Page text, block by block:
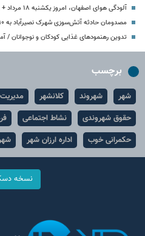
آلودگی هوای اصفهان، امروز یکشنبه ۱۸ مرداد + جدول شاخص کیفیت هوا به تفکیک مناطق
مصدومان حادثه آتش‌سوزی شهرک نصیرآباد به ۱۰ نفر افزایش یافت
تدوین رهنمودهای غذایی کودکان و نوجوانان /
برچسب
شهر شهروند کلانشهر
حقوق شهروندی
نشاط اجتماعی
حکمرانی خوب
اداره ارزان شهر
نسخه